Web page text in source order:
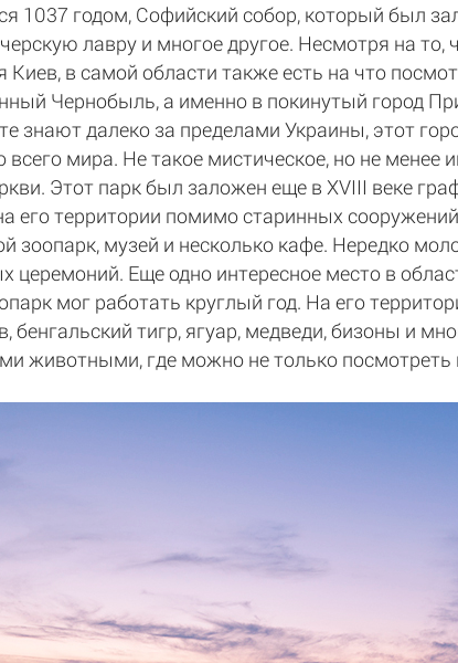
1037 годом, Софийский собор, который был
лавру и многое другое. Несмотря на
Киев, в самой области также есть на что
Чернобыль, а именно в покинутый город
знают далеко за пределами Украины, этот
всего мира. Не такое мистическое, но не менее
Этот парк был заложен еще в XVIII веке
его территории помимо старинных
зоопарк, музей и несколько кафе. Нередко
церемоний. Еще одно интересное место в
мог работать круглый год. На его
бенгальский тигр, ягуар, медведи, бизоны и
животными, где можно не только посмотреть